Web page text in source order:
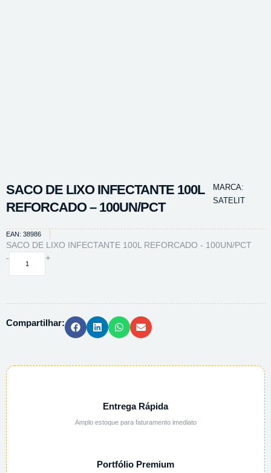
SACO DE LIXO INFECTANTE 100L
REFORCADO – 100UN/PCT
MARCA:
SATELIT
EAN: 38986
SACO DE LIXO INFECTANTE 100L REFORCADO - 100UN/PCT
-
SACO
REFORCADO
quantidade
+
Compartilhar:
Entrega Rápida
Amplo estoque para faturamento imediato
Portfólio Premium